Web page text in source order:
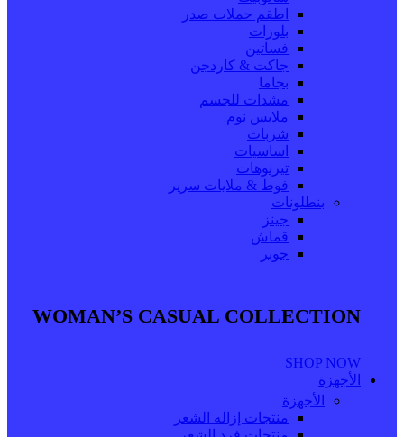
اطقم حملات صدر
بلوزات
فساتين
جاكت & كاردجن
بجاما
مشدات للجسم
ملابس نوم
شربات
اساسيات
تيرنوهات
فوط & ملايات سرير
بنطلونات
جينز
قماش
جوبر
WOMAN’S CASUAL COLLECTION
SHOP NOW
الأجهزة
الأجهزة
منتجات إزاله الشعر